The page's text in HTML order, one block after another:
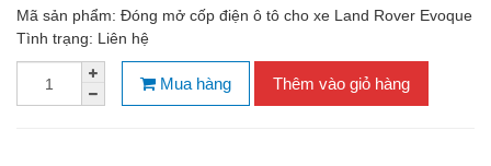
Mã sản phẩm: Đóng mở cốp điện ô tô cho xe Land Rover Evoque
Tình trạng: Liên hệ
Mua hàng Thêm vào giỏ hàng